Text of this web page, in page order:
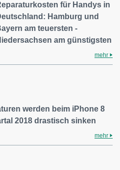
für Handys in
Hamburg und
am teuersten -
am günstigsten
mehr
werden beim iPhone 8
2018 drastisch sinken
mehr